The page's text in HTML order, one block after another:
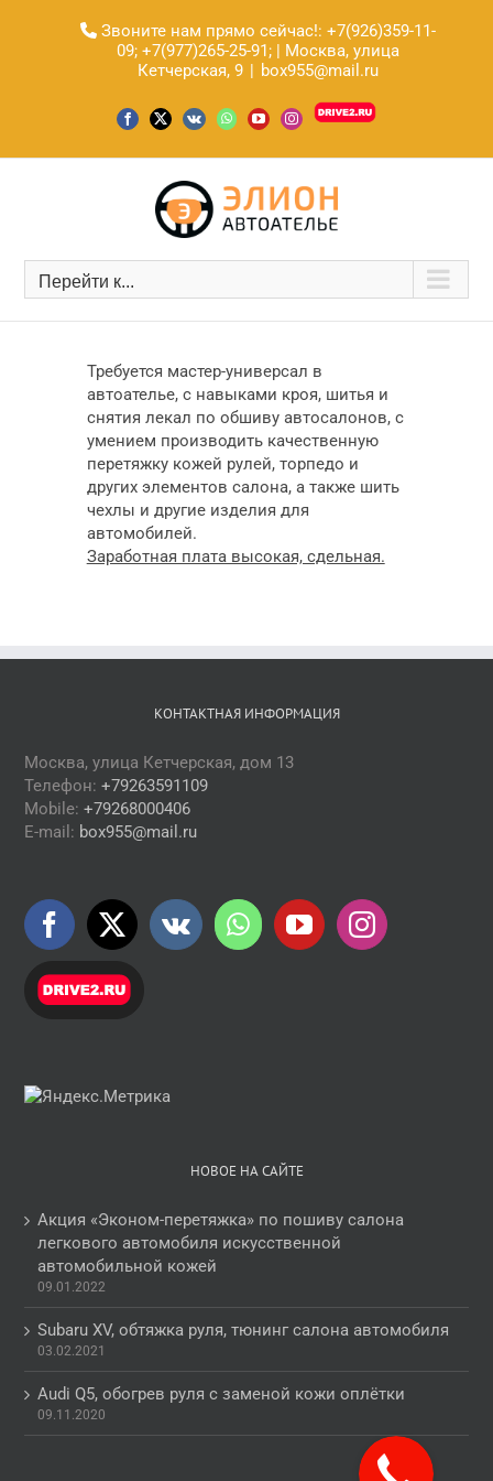
Звоните нам прямо сейчас!: +7(926)359-11-
09;+7(977)265-25-91;| Москва, улица
Кетчерская, 9 | box955@mail.ru
Facebook
X Vk WhatsAppYouTubeInstagramDrive2.ru
Перейти к...
Требуется мастер-универсал в
автоателье, с навыками кроя, шитья и
снятия лекал по обшиву автосалонов, с
умением производить качественную
перетяжку кожей рулей, торпедо и
других элементов салона, а также шить
чехлы и другие изделия для
автомобилей.
Заработная плата высокая, сдельная.
КОНТАКТНАЯ ИНФОРМАЦИЯ
Москва, улица Кетчерская, дом 13
Телефон:+79263591109
Mobile:+79268000406
E-mail: box955@mail.ru
НОВОЕ НА САЙТЕ
Акция «Эконом-перетяжка» по пошиву салона
легкового автомобиля искусственной
автомобильной кожей
09.01.2022
Subaru XV, обтяжка руля, тюнинг салона автомобиля
03.02.2021
Audi Q5, обогрев руля с заменой кожи оплётки
09.11.2020